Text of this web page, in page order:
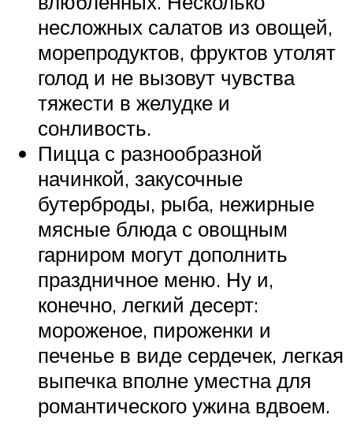
несложных салатов из овощей,
морепродуктов, фруктов утолят
голод и не вызовут чувства
тяжести в желудке и
сонливость.
Пицца с разнообразной
начинкой, закусочные
бутерброды, рыба, нежирные
мясные блюда с овощным
гарниром могут дополнить
праздничное меню. Ну и,
конечно, легкий десерт:
мороженое, пироженки и
печенье в виде сердечек, легкая
выпечка вполне уместна для
романтического ужина вдвоем.